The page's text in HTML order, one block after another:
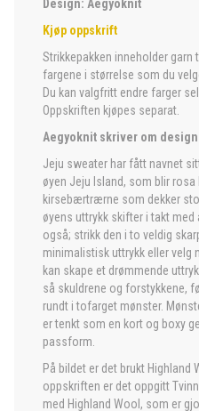
Design: Aegyoknit
Kjøp oppskrift
Strikkepakken inneholder garn
fargene i størrelse som du
Du kan valgfritt endre farger
Oppskriften kjøpes separat.
Aegyoknit skriver om
Jeju sweater har fått navnet
øyen Jeju Island, som blir rosa
kirsebærtrærne som dekker
øyens uttrykk skifter i takt
også; strikk den i to veldig
minimalistisk uttrykk eller velg
kan skape et drømmende
så skuldrene og forstykkene,
rundt i tofarget mønster.
er tenkt som en kort og boxy
passform.
På bildet er det brukt Highland
oppskriften er det oppgitt
med Highland Wool, som er